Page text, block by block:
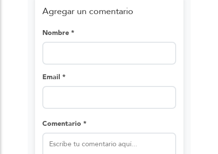
Agregar un comentario
Nombre *
Email *
Comentario *